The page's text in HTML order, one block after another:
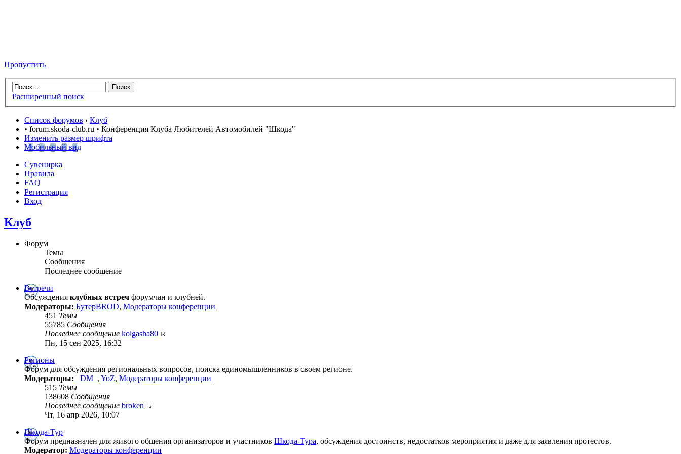
Пропустить
Расширенный поиск
Список форумов ‹ Клуб
• forum.skoda-club.ru • Конференция Клуба Любителей Автомобилей "Шкода"
Изменить размер шрифта
Мобильный вид
Сувенирка
Правила
FAQ
Регистрация
Вход
Клуб
Форум
Темы
Сообщения
Последнее сообщение
Встречи
Обсуждения клубных встреч форумчан и клубней.
Модераторы: БутерBROD, Модераторы конференции
451 Темы
55785 Сообщения
Последнее сообщение kolgasha80
Пн, 15 сен 2025, 16:32
Регионы
Форум для обсуждения региональных вопросов, поиска единомышленников в своем регионе.
Модераторы:
_DM_ , YoZ, Модераторы конференции
515 Темы
138608 Сообщения
Последнее сообщение broken
Чт, 16 апр 2026, 10:07
Шкода-Тур
Форум предназначен для живого общения организаторов и участников Шкода-Тура, обсуждения достоинств, недостатков мероприятия и даже для заявления протестов.
Модератор: Модераторы конференции